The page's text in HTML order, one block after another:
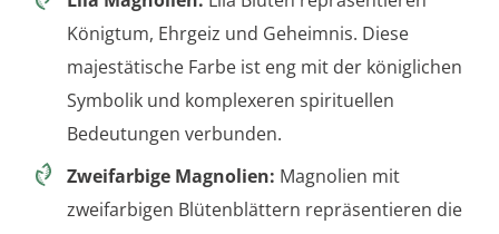
Königtum, Ehrgeiz und Geheimnis. Diese
majestätische Farbe ist eng mit der königlichen
Symbolik und komplexeren spirituellen
Bedeutungen verbunden.
Zweifarbige Magnolien: Magnolien mit
zweifarbigen Blütenblättern repräsentieren die